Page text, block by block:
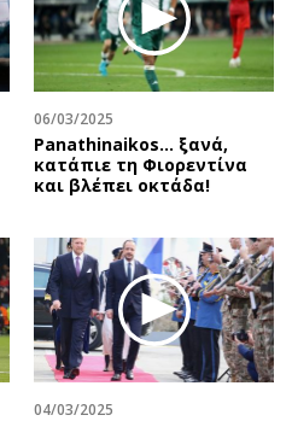
06/03/2025
Panathinaikos… ξανά,
κατάπιε τη Φιορεντίνα
και βλέπει οκτάδα!
04/03/2025